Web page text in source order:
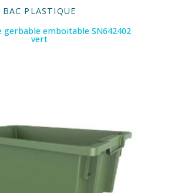
BAC PLASTIQUE
gerbable emboitable SN642402
vert